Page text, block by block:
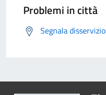
Problemi in città
Segnala disservizio